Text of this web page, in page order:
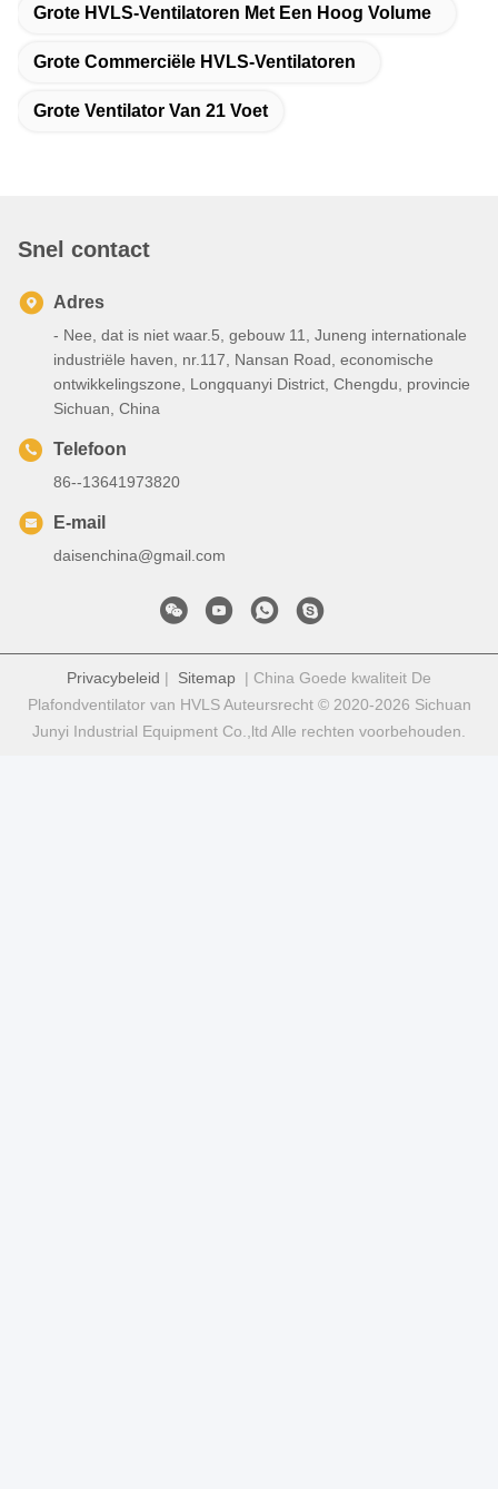
Grote HVLS-Ventilatoren Met Een Hoog Volume
Grote Commerciële HVLS-Ventilatoren
Grote Ventilator Van 21 Voet
Snel contact
Adres
- Nee, dat is niet waar.5, gebouw 11, Juneng internationale
industriële haven, nr.117, Nansan Road, economische
ontwikkelingszone, Longquanyi District, Chengdu, provincie
Sichuan, China
Telefoon
86--13641973820
E-mail
daisenchina@gmail.com
Privacybeleid | Sitemap | China Goede kwaliteit De
Plafondventilator van HVLS Auteursrecht © 2020-2026 Sichuan
Junyi Industrial Equipment Co.,ltd Alle rechten voorbehouden.